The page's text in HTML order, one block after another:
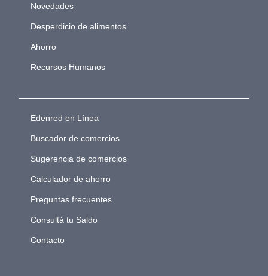
Novedades
Desperdicio de alimentos
Ahorro
Recursos Humanos
Edenred en Línea
Buscador de comercios
Sugerencia de comercios
Calculador de ahorro
Preguntas frecuentes
Consultá tu Saldo
Contacto